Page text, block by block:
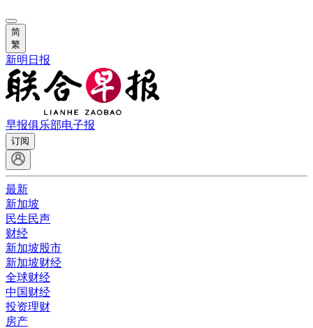
简
繁
新明日报
早报俱乐部电子报
订阅
最新
新加坡
民生民声
财经
新加坡股市
新加坡财经
全球财经
中国财经
投资理财
房产